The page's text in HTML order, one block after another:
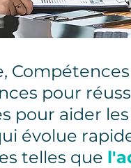
pour
pour aider
évolue
telles que